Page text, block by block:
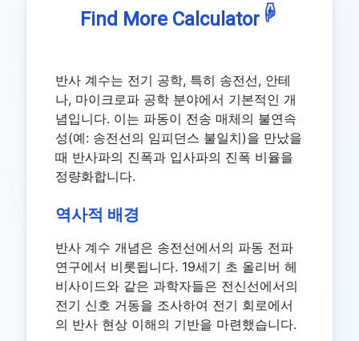
Find More Calculator ☟
반사 계수는 전기 공학, 특히 송전선, 안테
나, 마이크로파 공학 분야에서 기본적인 개
념입니다. 이는 파동이 전송 매체의 불연속
성(예: 송전선의 임피던스 불일치)을 만났을
때 반사파의 진폭과 입사파의 진폭 비율을
정량화합니다.
역사적 배경
반사 계수 개념은 송전선에서의 파동 전파
연구에서 비롯됩니다. 19세기 초 올리버 헤
비사이드와 같은 과학자들은 전신선에서의
전기 신호 거동을 조사하여 전기 회로에서
의 반사 현상 이해의 기반을 마련했습니다.